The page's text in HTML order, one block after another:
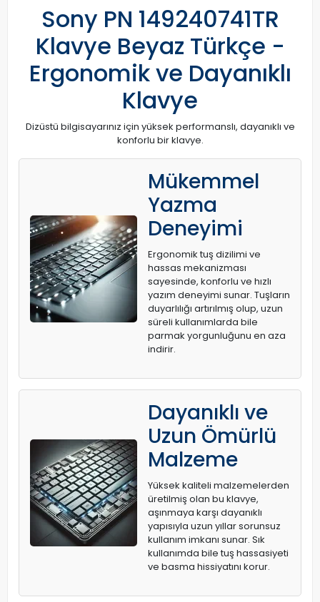
Sony PN 149240741TR
Klavye Beyaz Türkçe -
Ergonomik ve Dayanıklı
Klavye
Dizüstü bilgisayarınız için yüksek performanslı, dayanıklı ve
konforlu bir klavye.
Mükemmel
Yazma
Deneyimi
Ergonomik tuş dizilimi ve
hassas mekanizması
sayesinde, konforlu ve hızlı
yazım deneyimi sunar. Tuşların
duyarlılığı artırılmış olup, uzun
süreli kullanımlarda bile
parmak yorgunluğunu en aza
indirir.
Dayanıklı ve
Uzun Ömürlü
Malzeme
Yüksek kaliteli malzemelerden
üretilmiş olan bu klavye,
aşınmaya karşı dayanıklı
yapısıyla uzun yıllar sorunsuz
kullanım imkanı sunar. Sık
kullanımda bile tuş hassasiyeti
ve basma hissiyatını korur.